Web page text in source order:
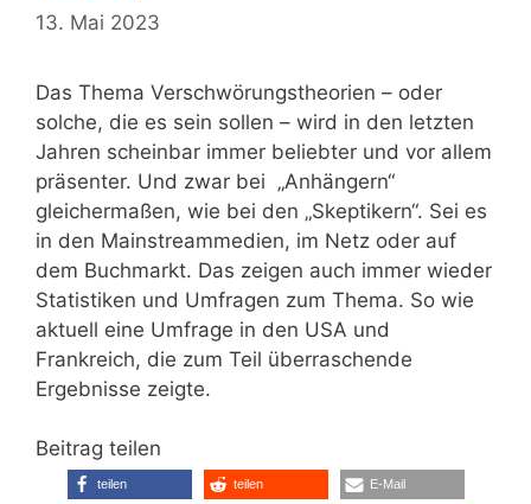
13. Mai 2023
Das Thema Verschwörungstheorien – oder
solche, die es sein sollen – wird in den letzten
Jahren scheinbar immer beliebter und vor allem
präsenter. Und zwar bei „Anhängern“
gleichermaßen, wie bei den „Skeptikern“. Sei es
in den Mainstreammedien, im Netz oder auf
dem Buchmarkt. Das zeigen auch immer wieder
Statistiken und Umfragen zum Thema. So wie
aktuell eine Umfrage in den USA und
Frankreich, die zum Teil überraschende
Ergebnisse zeigte.
Beitrag teilen
teilen teilen E-Mail